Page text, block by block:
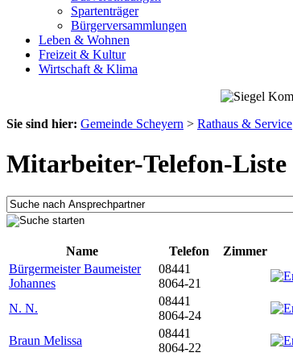
Spartenträger
Bürgerversammlungen
Leben & Wohnen
Freizeit & Kultur
Wirtschaft & Klima
Sie sind hier: Gemeinde Scheyern > Rathaus & Service
Mitarbeiter-Telefon-Liste
Name
Telefon Zimmer
Bürgermeister Baumeister
Johannes
08441
8064-21
N. N.
08441
8064-24
Braun Melissa
08441
8064-22